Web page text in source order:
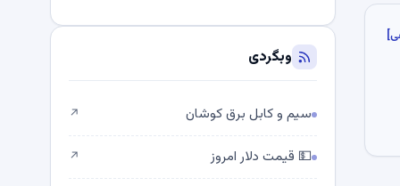
وبگردی
سیم و کابل برق کوشان ↗
💵 قیمت دلار امروز ↗